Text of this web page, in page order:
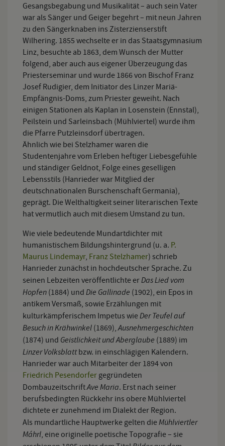
Gesangsbegabung und Musikalität – auch sein Vater
war als Sänger und Geiger begehrt – mit neun Jahren
zu den Sängerknaben ins Zisterzienserstift
Wilhering. 1855 wechselte er in das Staatsgymnasium
Linz, besuchte ab 1863, dem Wunsch der Mutter
folgend, aber auch aus eigener Überzeugung das
Priesterseminar und wurde 1866 von Bischof Franz
Josef Rudigier, dem Initiator des Linzer Mariä-
Empfängnis-Doms, zum Priester geweiht. Nach
einigen Stationen als Kaplan in Losenstein (Ennstal),
Peilstein und Sarleinsbach (Mühlviertel) wurde ihm
die Pfarre Putzleinsdorf übertragen.
Ähnlich wie bei Stelzhamer waren die
Studentenjahre vom Erleben heftiger Liebesgefühle
und ständiger Geldnot, Folge eines geselligen
Lebensstils (Hanrieder war Mitglied der
deutschnationalen Burschenschaft Germania),
geprägt. Die Welthaltigkeit seiner literarischen Texte
hat vermutlich auch mit diesem Umstand zu tun.
Wie viele bedeutende Mundartdichter mit
humanistischem Bildungshintergrund (u. a. P.
Maurus Lindemayr, Franz Stelzhamer) schrieb
Hanrieder zunächst in hochdeutscher Sprache. Zu
seinen Lebzeiten veröffentlichte erDas Lied vom
Hopfen (1884) und Die Gallinade (1902), ein Epos in
antikem Versmaß, sowie Erzählungen mit
kulturkämpferischem Impetus wieDer Teufel auf
Besuch in Krähwinkel (1869),Ausnehmergeschichten
(1874) und Geistlichkeit und Aberglaube (1889) im
Linzer Volksblattbzw. in einschlägigen Kalendern.
Hanrieder war auch Mitarbeiter der 1894 von
Friedrich Pesendorfer gegründeten
DombauzeitschriftAve Maria. Erst nach seiner
berufsbedingten Rückkehr ins obere Mühlviertel
dichtete er zunehmend im Dialekt der Region.
Als mundartliche Hauptwerke gelten dieMühlviertler
Máhrl, eine originelle poetische Topografie – sie